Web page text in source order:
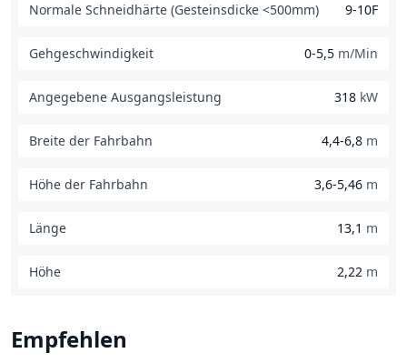
Normale Schneidhärte (Gesteinsdicke <500mm) 9-10F
Gehgeschwindigkeit 0-5,5 m/Min
Angegebene Ausgangsleistung 318 kW
Breite der Fahrbahn 4,4-6,8 m
Höhe der Fahrbahn 3,6-5,46 m
Länge 13,1 m
Höhe 2,22 m
Empfehlen